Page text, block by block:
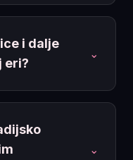
i dalje
eri?
⌄
⌄